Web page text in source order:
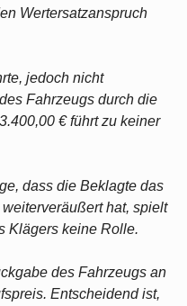
Wertersatzanspruch
jedoch nicht
Fahrzeugs durch die
€ führt zu keiner
dass die Beklagte das
hat, spielt
Klägers keine Rolle.
des Fahrzeugs an
Entscheidend ist,